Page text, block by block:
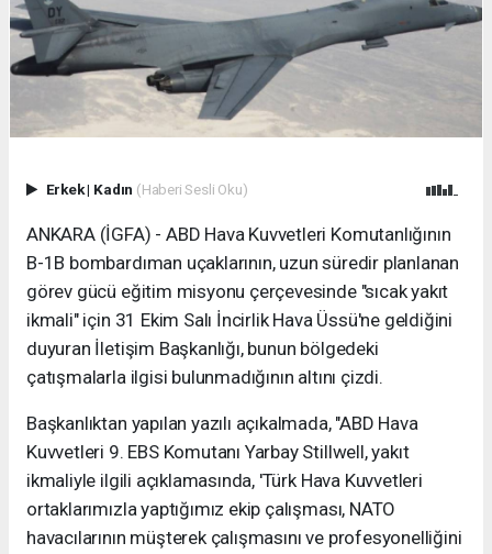
Erkek| Kadın (Haberi Sesli Oku)
ANKARA (İGFA) - ABD Hava Kuvvetleri Komutanlığının
B-1B bombardıman uçaklarının, uzun süredir planlanan
görev gücü eğitim misyonu çerçevesinde "sıcak yakıt
ikmali" için 31 Ekim Salı İncirlik Hava Üssü'ne geldiğini
duyuran İletişim Başkanlığı, bunun bölgedeki
çatışmalarla ilgisi bulunmadığının altını çizdi.
Başkanlıktan yapılan yazılı açıkalmada, "ABD Hava
Kuvvetleri 9. EBS Komutanı Yarbay Stillwell, yakıt
ikmaliyle ilgili açıklamasında, 'Türk Hava Kuvvetleri
ortaklarımızla yaptığımız ekip çalışması, NATO
havacılarının müşterek çalışmasını ve profesyonelliğini